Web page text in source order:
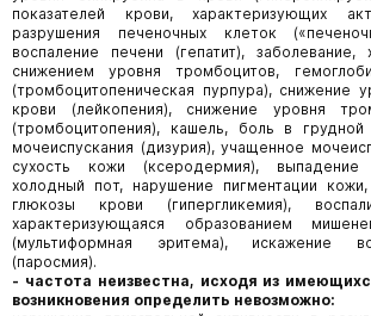
показателей крови, характеризующих
разрушения печеночных клеток
воспаление печени (гепатит), заболевание,
снижением уровня тромбоцитов,
(тромбоцитопеническая пурпура), снижение
крови (лейкопения), снижение уровня
(тромбоцитопения), кашель, боль в
мочеиспускания (дизурия), учащенное
сухость кожи (ксеродермия), выпадение
холодный пот, нарушение пигментации
глюкозы крови (гипергликемия),
характеризующаяся образованием
(мультиформная эритема), искажение
(паросмия).
- частота неизвестна, исходя из
возникновения определить невозможно: